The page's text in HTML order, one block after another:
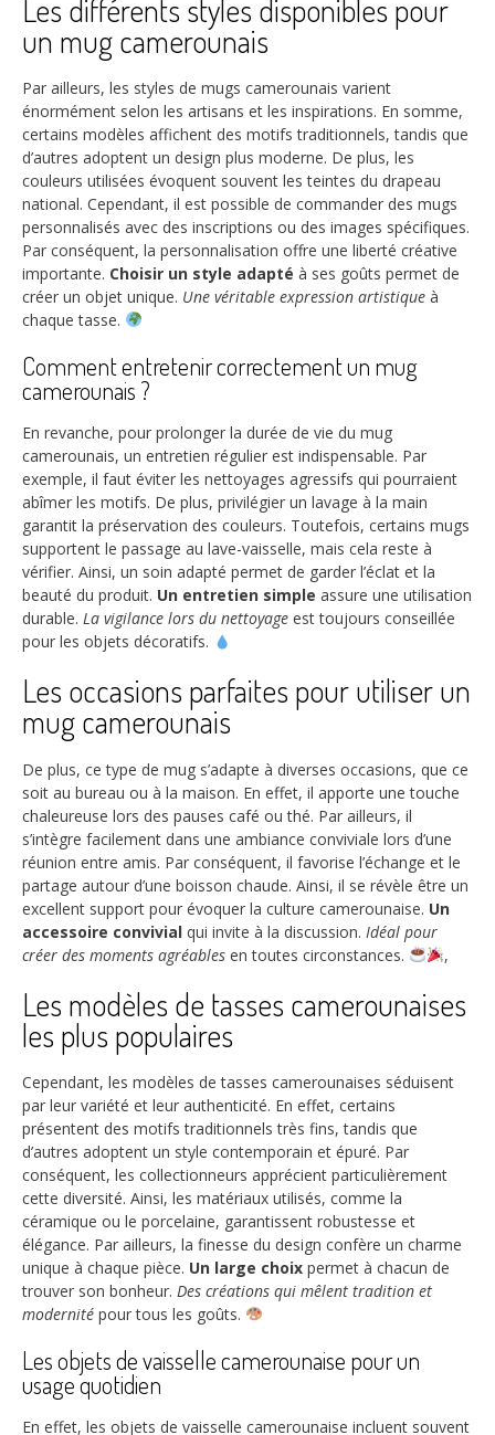
Les différents styles disponibles pour
un mug camerounais
Par ailleurs, les styles de mugs camerounais varient
énormément selon les artisans et les inspirations. En somme,
certains modèles affichent des motifs traditionnels, tandis que
d’autres adoptent un design plus moderne. De plus, les
couleurs utilisées évoquent souvent les teintes du drapeau
national. Cependant, il est possible de commander des mugs
personnalisés avec des inscriptions ou des images spécifiques.
Par conséquent, la personnalisation offre une liberté créative
importante. Choisir un style adapté à ses goûts permet de
créer un objet unique. Une véritable expression artistique à
chaque tasse.
Comment entretenir correctement un mug
camerounais ?
En revanche, pour prolonger la durée de vie du mug
camerounais, un entretien régulier est indispensable. Par
exemple, il faut éviter les nettoyages agressifs qui pourraient
abîmer les motifs. De plus, privilégier un lavage à la main
garantit la préservation des couleurs. Toutefois, certains mugs
supportent le passage au lave-vaisselle, mais cela reste à
vérifier. Ainsi, un soin adapté permet de garder l’éclat et la
beauté du produit. Un entretien simple assure une utilisation
durable. La vigilance lors du nettoyage est toujours conseillée
pour les objets décoratifs.
Les occasions parfaites pour utiliser un
mug camerounais
De plus, ce type de mug s’adapte à diverses occasions, que ce
soit au bureau ou à la maison. En effet, il apporte une touche
chaleureuse lors des pauses café ou thé. Par ailleurs, il
s’intègre facilement dans une ambiance conviviale lors d’une
réunion entre amis. Par conséquent, il favorise l’échange et le
partage autour d’une boisson chaude. Ainsi, il se révèle être un
excellent support pour évoquer la culture camerounaise. Un
accessoire convivial qui invite à la discussion. Idéal pour
créer des moments agréables en toutes circonstances. ,
Les modèles de tasses camerounaises
les plus populaires
Cependant, les modèles de tasses camerounaises séduisent
par leur variété et leur authenticité. En effet, certains
présentent des motifs traditionnels très fins, tandis que
d’autres adoptent un style contemporain et épuré. Par
conséquent, les collectionneurs apprécient particulièrement
cette diversité. Ainsi, les matériaux utilisés, comme la
céramique ou le porcelaine, garantissent robustesse et
élégance. Par ailleurs, la finesse du design confère un charme
unique à chaque pièce. Un large choix permet à chacun de
trouver son bonheur. Des créations qui mêlent tradition et
modernité pour tous les goûts.
Les objets de vaisselle camerounaise pour un
usage quotidien
En effet, les objets de vaisselle camerounaise incluent souvent